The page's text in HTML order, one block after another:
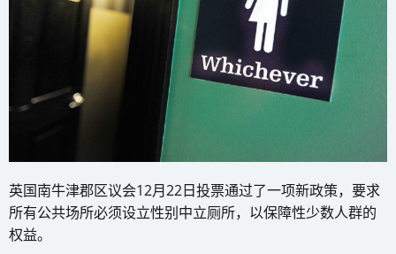
英国南牛津郡区议会12月22日投票通过了一项新政策，要求
所有公共场所必须设立性别中立厕所，以保障性少数人群的
权益。